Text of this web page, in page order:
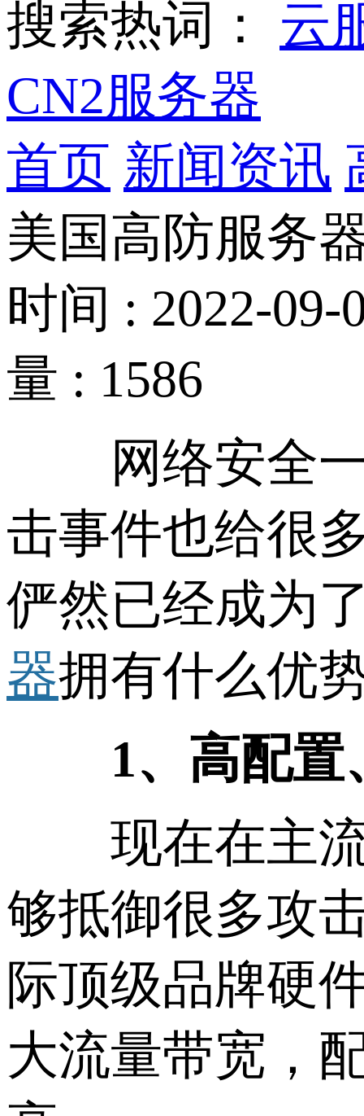
搜索热词： 云
CN2服务器
首页 新闻资讯
美国高防服务
时间 : 2022-09-
量 : 1586
网络安全一
击事件也给很
俨然已经成为
器拥有什么优
1、高配
现在在主流
够抵御很多攻
际顶级品牌硬
大流量带宽，